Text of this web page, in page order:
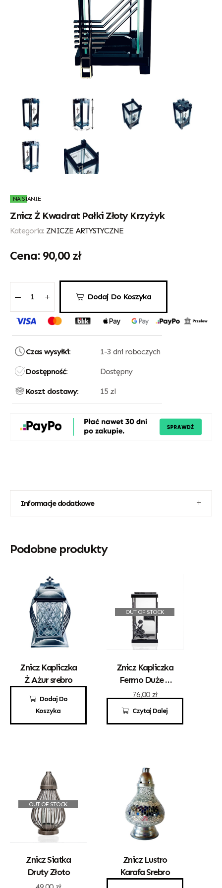
NA STANIE
Znicz Ż Kwadrat Pałki Złoty Krzyżyk
Kategoria: ZNICZE ARTYSTYCZNE
90,00 zł
Dodaj Do Koszyka
Czas wysyłki: 1-3 dni roboczych
Dostępność: Dostępny
Koszt dostawy: 15 zl
Informacje dodatkowe
Podobne produkty
Dodaj Do
Koszyka
Znicz Kapliczka
Ż Ażur srebro
50,00 zł
OUT OF STOCK
Czytaj Dalej
Znicz Kapliczka
Fermo Duże Z
Różą
76,00 zł
OUT OF STOCK
Znicz Siatka
Druty Złoto
Znicz Lustro
Karafa Srebro